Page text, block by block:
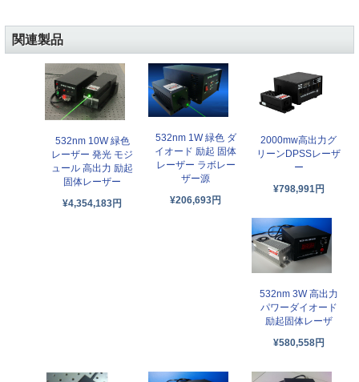
関連製品
532nm 10W 緑色
レーザー 発光 モジ
ュール 高出力 励起
固体レーザー
¥4,354,183円
532nm 1W 緑色 ダ
イオード 励起 固体
レーザー ラボレー
ザー源
¥206,693円
2000mw高出力グ
リーンDPSSレーザ
ー
¥798,991円
532nm 3W 高出力
パワーダイオード
励起固体レーザ
¥580,558円